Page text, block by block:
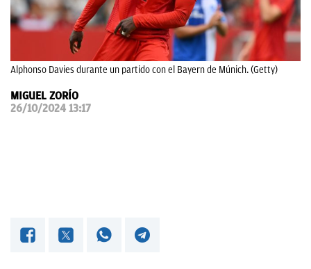
Alphonso Davies durante un partido con el Bayern de Múnich. (Getty)
MIGUEL ZORÍO
26/10/2024 13:17